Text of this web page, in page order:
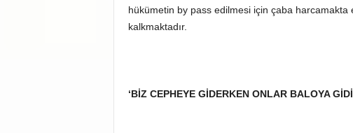
hükümetin by pass edilmesi için çaba
kalkmaktadır.
‘BİZ CEPHEYE GİDERKEN ONLAR BALOYA